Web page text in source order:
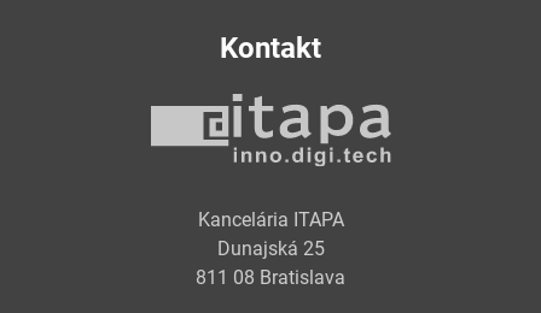
Kontakt
Kancelária ITAPA
Dunajská 25
811 08 Bratislava